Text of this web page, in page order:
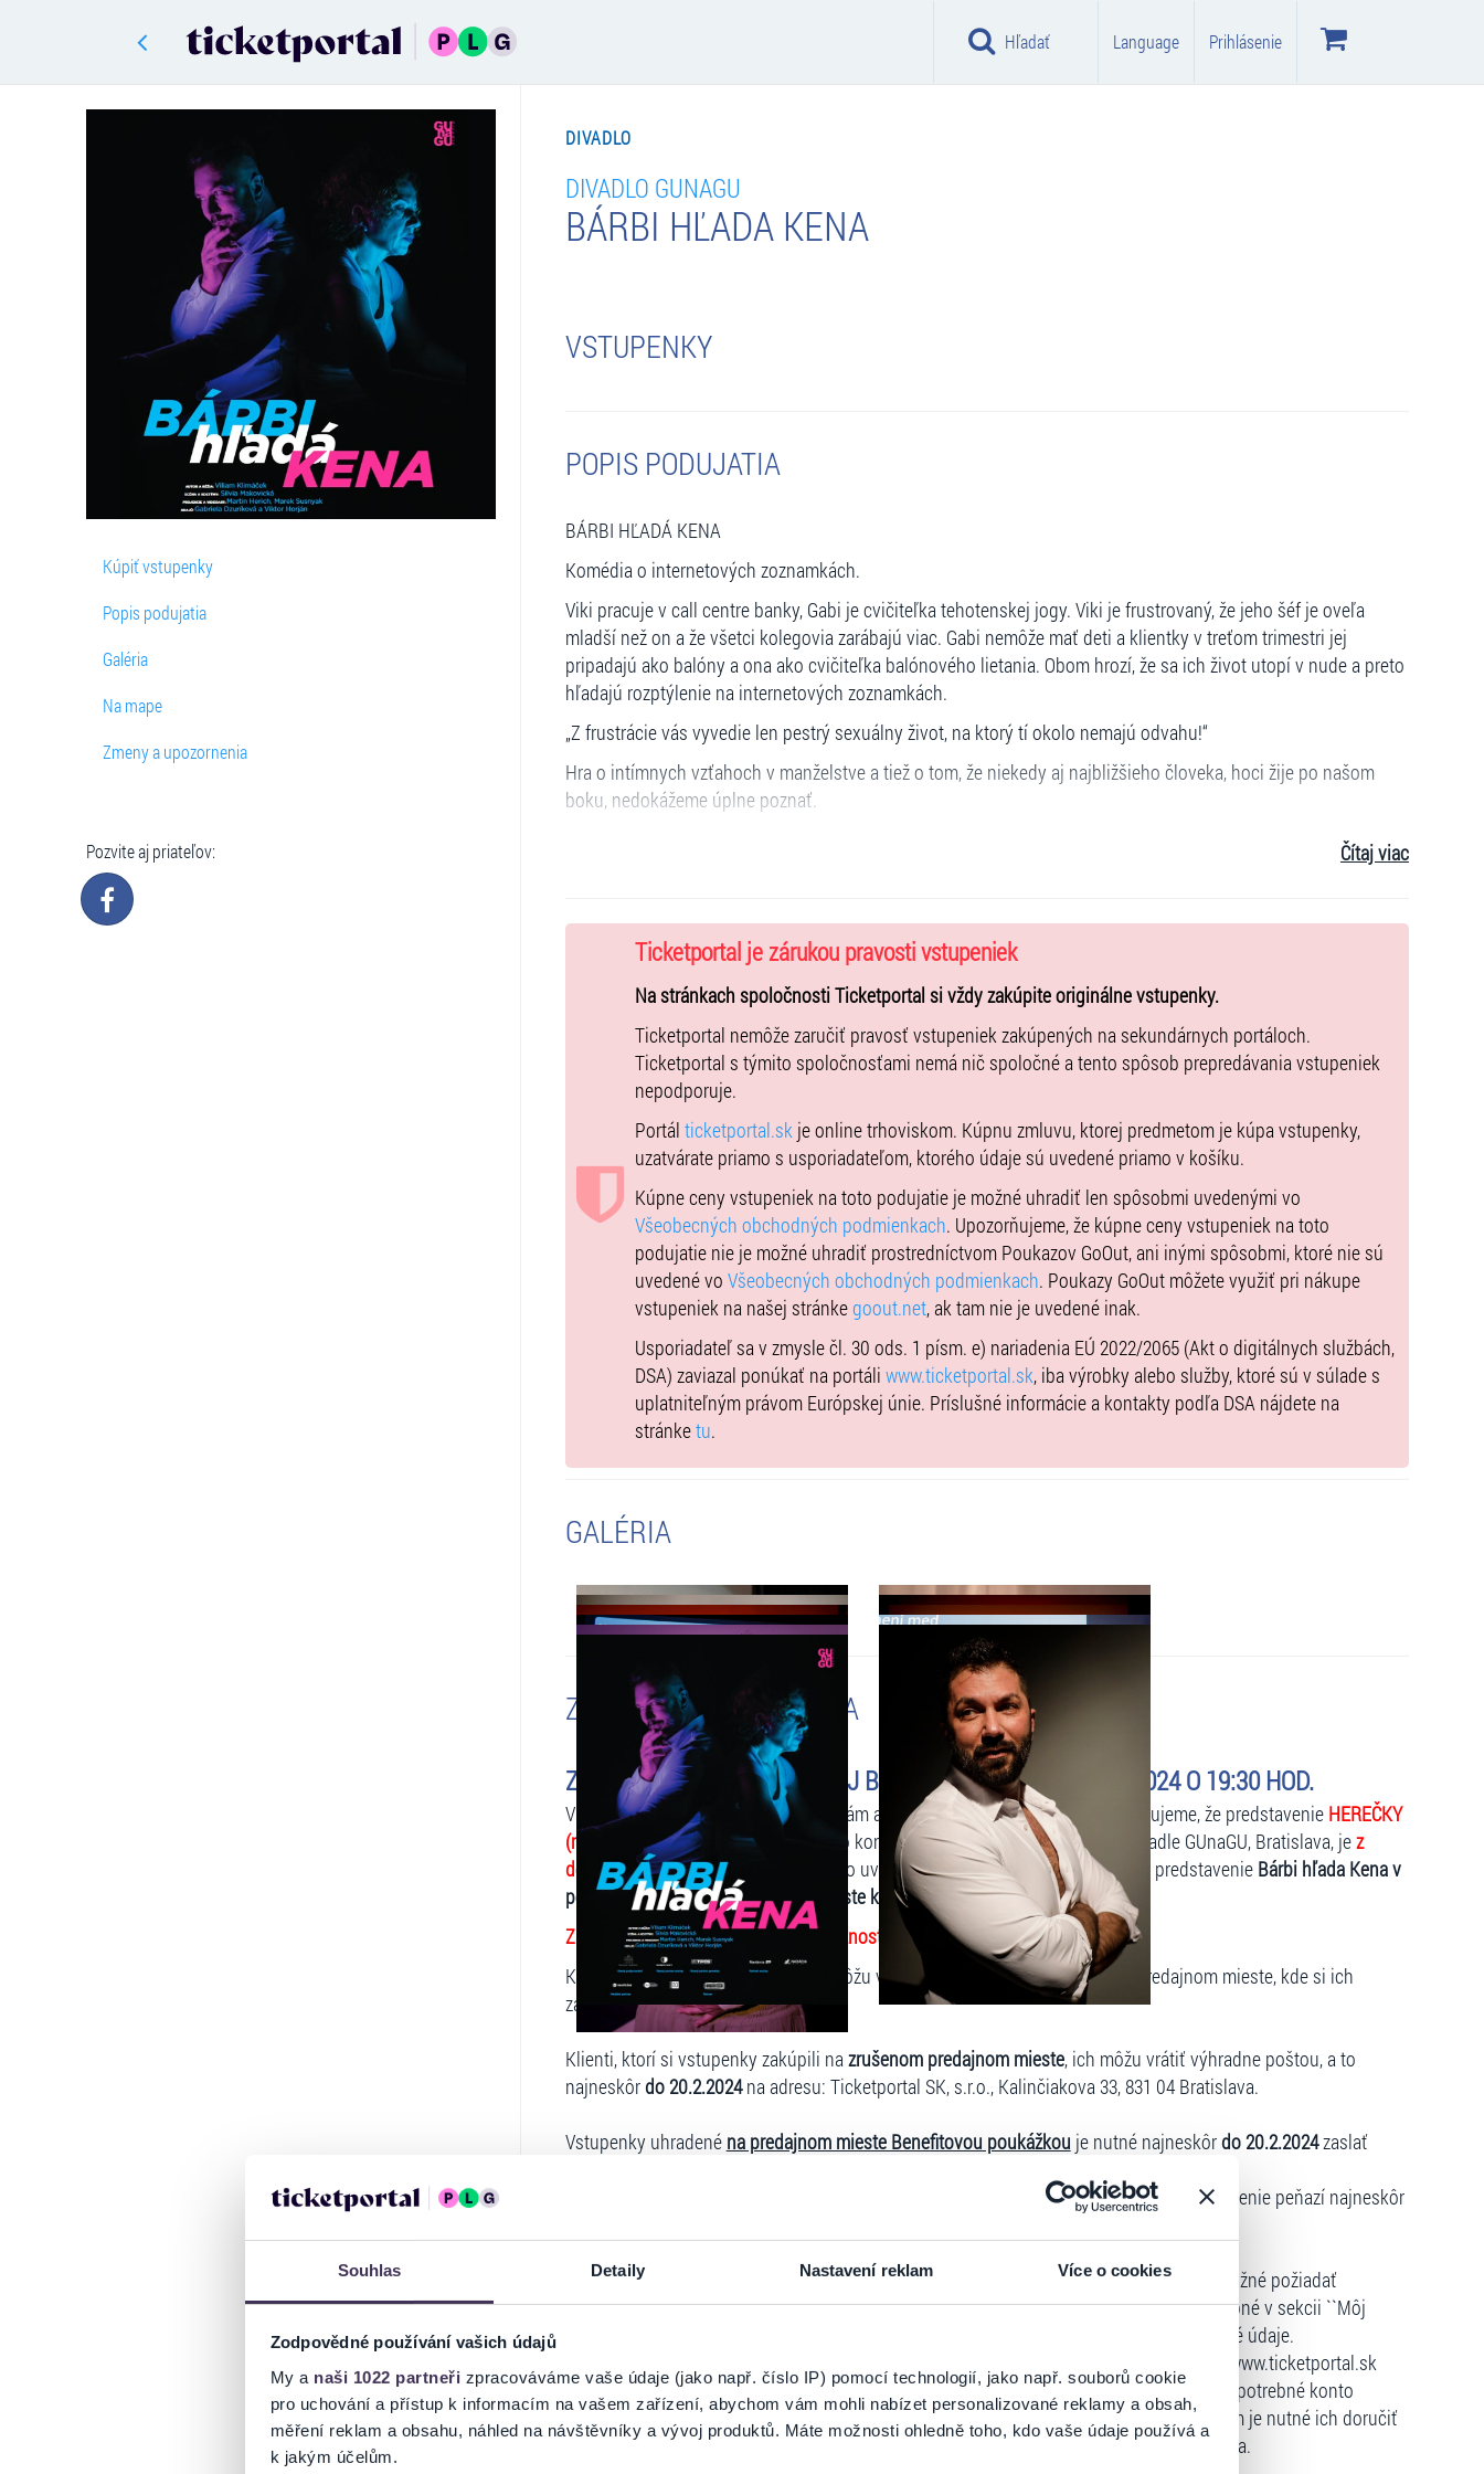
Souhlas Detaily Nastavení reklam Více o cookies
Zodpovědné používání vašich údajů
My a naši 1022 partneři zpracováváme vaše údaje (jako např. číslo IP) pomocí technologií, jako např. souborů cookie
pro uchování a přístup k informacím na vašem zařízení, abychom vám mohli nabízet personalizované reklamy a obsah,
měření reklam a obsahu, náhled na návštěvníky a vývoj produktů. Máte možnosti ohledně toho, kdo vaše údaje používá a
k jakým účelům.
Hľadať Language Prihlásenie
Kúpiť vstupenky
Popis podujatia
Galéria
Na mape
Zmeny a upozornenia
Pozvite aj priateľov:
DIVADLO
DIVADLO GUNAGU
BÁRBI HĽADA KENA
VSTUPENKY
POPIS PODUJATIA
BÁRBI HĽADÁ KENA
Komédia o internetových zoznamkách.
Viki pracuje v call centre banky, Gabi je cvičiteľka tehotenskej jogy. Viki je frustrovaný, že jeho šéf je oveľa
mladší než on a že všetci kolegovia zarábajú viac. Gabi nemôže mať deti a klientky v treťom trimestri jej
pripadajú ako balóny a ona ako cvičiteľka balónového lietania. Obom hrozí, že sa ich život utopí v nude a preto
hľadajú rozptýlenie na internetových zoznamkách.
„Z frustrácie vás vyvedie len pestrý sexuálny život, na ktorý tí okolo nemajú odvahu!“
Hra o intímnych vzťahoch v manželstve a tiež o tom, že niekedy aj najbližšieho človeka, hoci žije po našom
boku, nedokážeme úplne poznať.
Hrajú: Gabriela Dzuríková, Viktor Horján
Videoart a projekcie: Martin Herich, Marek Susnyak
Scéna a kostýmy: Silvia Makovická
Grafika: Juraj Demovič
Premiéra 19. decembra 2022.
Trvanie: 70 minút bez prestávky
Vstupné 20 eur
Predstavenie nie je vhodné pre mládež pod 15 rokov.
Čítaj viac
Ticketportal je zárukou pravosti vstupeniek
Na stránkach spoločnosti Ticketportal si vždy zakúpite originálne vstupenky.
Ticketportal nemôže zaručiť pravosť vstupeniek zakúpených na sekundárnych portáloch.
Ticketportal s týmito spoločnosťami nemá nič spoločné a tento spôsob prepredávania vstupeniek
nepodporuje.
Portál ticketportal.skje online trhoviskom. Kúpnu zmluvu, ktorej predmetom je kúpa vstupenky,
uzatvárate priamo s usporiadateľom, ktorého údaje sú uvedené priamo v košíku.
Kúpne ceny vstupeniek na toto podujatie je možné uhradiť len spôsobmi uvedenými vo
Všeobecných obchodných podmienkach. Upozorňujeme, že kúpne ceny vstupeniek na toto
podujatie nie je možné uhradiť prostredníctvom Poukazov GoOut, ani inými spôsobmi, ktoré nie sú
uvedené vo Všeobecných obchodných podmienkach. Poukazy GoOut môžete využiť pri nákupe
vstupeniek na našej stránkegoout.net, ak tam nie je uvedené inak.
Usporiadateľ sa v zmysle čl. 30 ods. 1 písm. e) nariadenia EÚ 2022/2065 (Akt o digitálnych službách,
DSA) zaviazal ponúkať na portáli www.ticketportal.sk, iba výrobky alebo služby, ktoré sú v súlade s
uplatniteľným právom Európskej únie. Príslušné informácie a kontakty podľa DSA nájdete na
stránketu.
GALÉRIA
ZMENY A UPOZORNENIA
ZMENENÉ - HEREČKY (MILUJ BLÍŽNEHO SVOJHO) - 16.2.2024 O 19:30 HOD.
V zastúpení organizátora podujatia, vám ako sprostredkovateľ predaja oznamujeme, že predstavenie HEREČKY
(miluj blížneho svojho), ktoré sa malo konať dňa16.2.2024 o 19:30 hod. v Divadle GUnaGU, Bratislava, jez
dôvodu choroby ZMENENÉ!
Namiesto uvedeného predstavenia sa uskutoční predstavenie Bárbi hľada Kena v
pôvodnom termíne v pôvodnom mieste konania.
Zakúpené vstupenky zostávajú v platnosti.
Klienti, ktorým zmena nevyhovuje, môžu vrátiť vstupenky výhradne na tom predajnom mieste, kde si ich
zakúpili najneskôrdo 20.2.2024!
Klienti, ktorí si vstupenky zakúpili nazrušenom predajnom mieste, ich môžu vrátiť výhradne poštou, a to
najneskôrdo 20.2.2024na adresu: Ticketportal SK, s.r.o., Kalinčiakova 33, 831 04 Bratislava.
Vstupenky uhradené na predajnom mieste Benefitovou poukážkou je nutné najneskôrdo 20.2.2024zaslať
prostredníctvom internetu, môže požiadať o vrátenie peňazí najneskôr
Spoločné podmienky pre žiadosti o refundáciu:O najrýchlejšie vrátenie vstupeniek je možné požiadať
prostredníctvom registrovaného konta na stránkewww.ticketportal.sk, v ktorom je potrebné v sekcii ``Môj
účet`` - ``Moje objednávky`` vybrať vstupenky na refundáciu a vyplniť všetky požadované údaje.
V prípade, ak si klient zakúpil vstupenky bez registrácie, odporúčame, aby si na stránke www.ticketportal.sk
dokončil registráciu, nakoľko pri zakúpení vstupeniek mu bola registrácia vytvorená a je potrebné konto
aktivovať mailom, ktorý klient pri nákupe zadával. Pokiaľ boli vstupenky zaslané kuriérom je nutné ich doručiť
najneskôr
do 20.2.2024 na adresu Ticketportal SK s.r.o., Kalinčiakova 33, 831 04 Bratislava.